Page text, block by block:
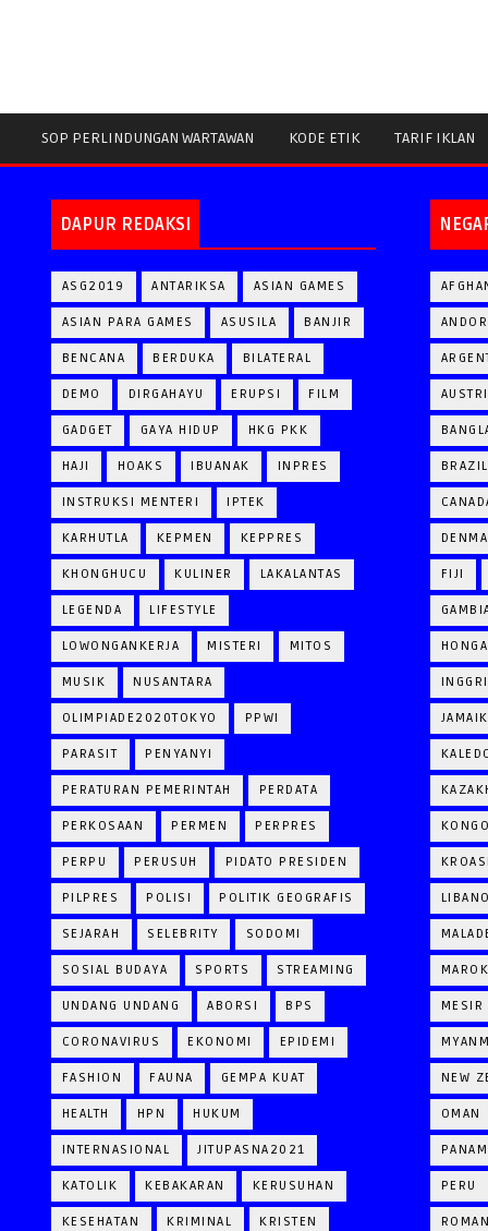
SOP PERLINDUNGAN WARTAWAN KODE ETIK TARIF IKLAN
DAPUR REDAKSI
ASG2019 ANTARIKSA ASIAN GAMES
ASIAN PARA GAMES ASUSILA BANJIR
BENCANA BERDUKA BILATERAL
DEMO DIRGAHAYU ERUPSI FILM
GADGET GAYA HIDUP HKG PKK
HAJI HOAKS IBUANAK INPRES
INSTRUKSI MENTERI IPTEK
KARHUTLA KEPMEN KEPPRES
KHONGHUCU KULINER LAKALANTAS
LEGENDA LIFESTYLE
LOWONGANKERJA MISTERI MITOS
MUSIK NUSANTARA
OLIMPIADE2020TOKYO PPWI
PARASIT PENYANYI
PERATURAN PEMERINTAH PERDATA
PERKOSAAN PERMEN PERPRES
PERPU PERUSUH PIDATO PRESIDEN
PILPRES POLISI POLITIK GEOGRAFIS
SEJARAH SELEBRITY SODOMI
SOSIAL BUDAYA SPORTS STREAMING
UNDANG UNDANG ABORSI BPS
CORONAVIRUS EKONOMI EPIDEMI
FASHION FAUNA GEMPA KUAT
HEALTH HPN HUKUM
INTERNASIONAL JITUPASNA2021
KATOLIK KEBAKARAN KERUSUHAN
KESEHATAN KRIMINAL KRISTEN
BRAZIL
FIJI
MESIR
NEW
OMAN
PERU